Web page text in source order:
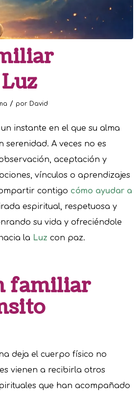
/ por David
instante en el que su alma
A veces no es
aceptación y
vínculos o aprendizajes
contigo cómo ayudar a
espiritual, respetuosa y
su vida y ofreciéndole
la Luz con paz.
familiar
deja el cuerpo físico no
vienen a recibirla otros
que han acompañado